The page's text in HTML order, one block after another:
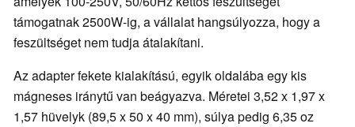
támogatnak 2500W-ig, a vállalat hangsúlyozza, hogy a
feszültséget nem tudja átalakítani.
Az adapter fekete kialakítású, egyik oldalába egy kis
mágneses iránytű van beágyazva. Méretei 3,52 x 1,97 x
1,57 hüvelyk (89,5 x 50 x 40 mm), súlya pedig 6,35 oz